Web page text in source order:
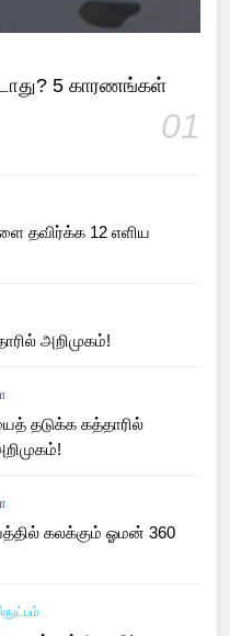
5 காரணங்கள்
01
தவிர்க்க 12 எளிய
அறிமுகம்!
தடுக்க கத்தாரில்
கலக்கும் ஓமன் 360